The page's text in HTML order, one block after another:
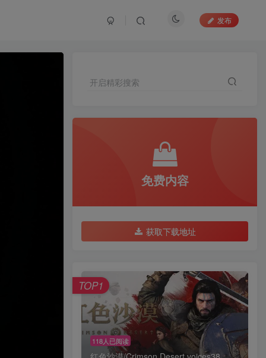
发布
开启精彩搜索
免费内容
获取下载地址
118人已阅读
TOP1